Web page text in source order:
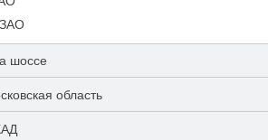
шоссе
область